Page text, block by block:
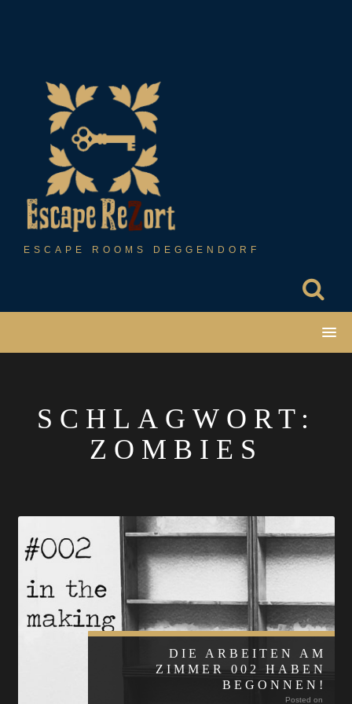
ESCAPE ROOMS DEGGENDORF
SCHLAGWORT:
ZOMBIES
DIE ARBEITEN AM
ZIMMER 002 HABEN
BEGONNEN!
Posted on